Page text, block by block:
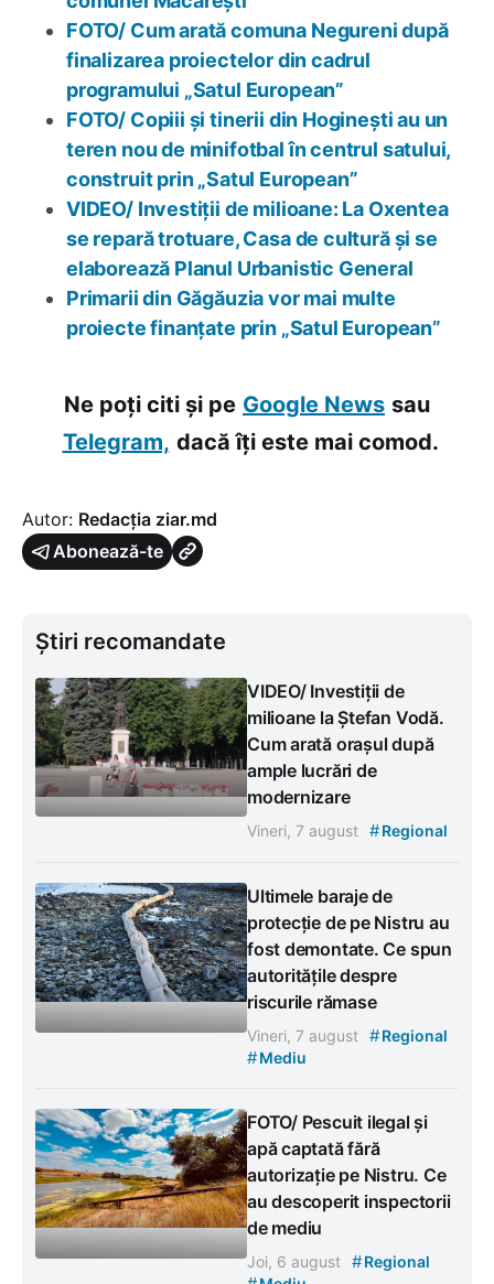
FOTO/ Cum arată comuna Negureni după
finalizarea proiectelor din cadrul
programului „Satul European”
FOTO/ Copiii și tinerii din Hoginești au un
teren nou de minifotbal în centrul satului,
construit prin „Satul European”
VIDEO/ Investiții de milioane: La Oxentea
se repară trotuare, Casa de cultură și se
elaborează Planul Urbanistic General
Primarii din Găgăuzia vor mai multe
proiecte finanțate prin „Satul European”
Ne poți citi și pe Google News sau
Telegram, dacă îți este mai comod.
Autor: Redacția ziar.md
Abonează-te
Știri recomandate
VIDEO/ Investiții de
milioane la Ștefan Vodă.
Cum arată orașul după
ample lucrări de
modernizare
Vineri, 7 august #Regional
Ultimele baraje de
protecție de pe Nistru au
fost demontate. Ce spun
autoritățile despre
riscurile rămase
Vineri, 7 august #Regional
#Mediu
FOTO/ Pescuit ilegal și
apă captată fără
autorizație pe Nistru. Ce
au descoperit inspectorii
de mediu
Joi, 6 august #Regional